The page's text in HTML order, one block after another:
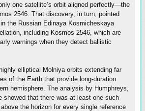
one satellite’s orbit aligned perfectly—the
2546. That discovery, in turn, pointed
the Russian Edinaya Kosmicheskaya
including Kosmos 2546, which are
warnings when they detect ballistic
elliptical Molniya orbits extending far
of the Earth that provide long-duration
hemisphere. The analysis by Humphreys,
showed that there was at least one such
the horizon for every single reference